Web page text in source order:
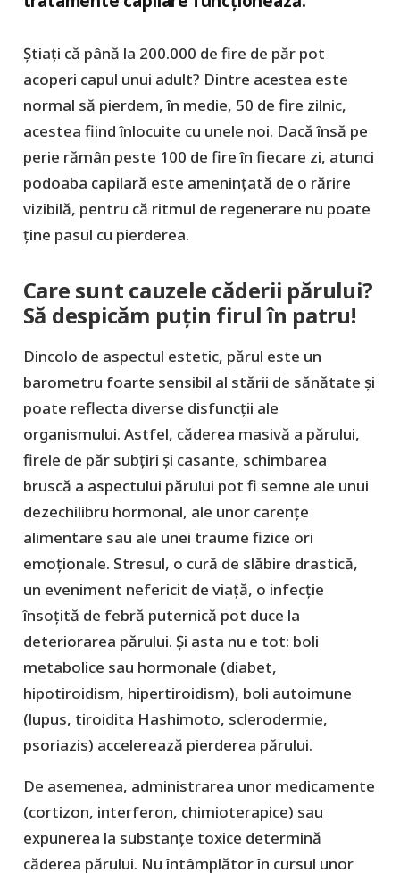
Știați că până la 200.000 de fire de păr pot
acoperi capul unui adult? Dintre acestea este
normal să pierdem, în medie, 50 de fire zilnic,
acestea fiind înlocuite cu unele noi. Dacă însă pe
perie rămân peste 100 de fire în fiecare zi, atunci
podoaba capilară este amenințată de o rărire
vizibilă, pentru că ritmul de regenerare nu poate
ține pasul cu pierderea.
Care sunt cauzele căderii părului?
Să despicăm puțin firul în patru!
Dincolo de aspectul estetic, părul este un
barometru foarte sensibil al stării de sănătate și
poate reflecta diverse disfuncții ale
organismului. Astfel, căderea masivă a părului,
firele de păr subțiri și casante, schimbarea
bruscă a aspectului părului pot fi semne ale unui
dezechilibru hormonal, ale unor carențe
alimentare sau ale unei traume fizice ori
emoționale. Stresul, o cură de slăbire drastică,
un eveniment nefericit de viață, o infecție
însoțită de febră puternică pot duce la
deteriorarea părului. Și asta nu e tot: boli
metabolice sau hormonale (diabet,
hipotiroidism, hipertiroidism), boli autoimune
(lupus, tiroidita Hashimoto, sclerodermie,
psoriazis) accelerează pierderea părului.
De asemenea, administrarea unor medicamente
(cortizon, interferon, chimioterapice) sau
expunerea la substanțe toxice determină
căderea părului. Nu întâmplător în cursul unor